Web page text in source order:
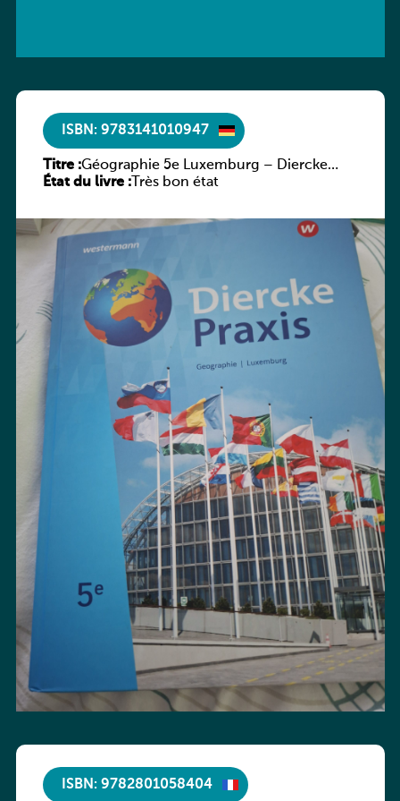
ISBN: 9783141010947
Titre :Géographie 5e Luxemburg – Diercke
Praxis
État du livre :Très bon état
ISBN: 9782801058404